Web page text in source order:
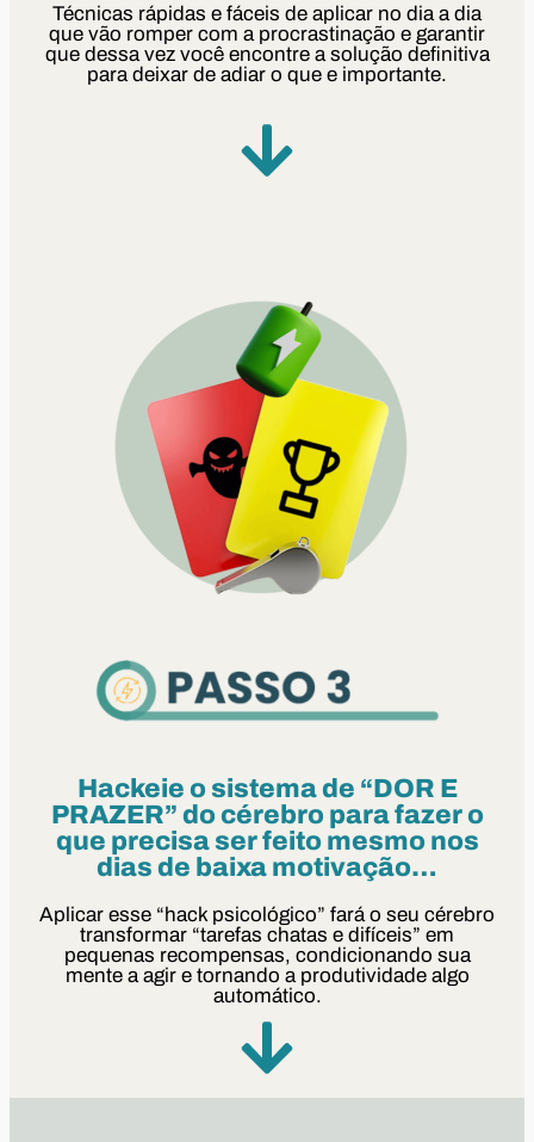
Técnicas rápidas e fáceis de aplicar no dia a dia
que vão romper com a procrastinação e garantir
que dessa vez você encontre a solução definitiva
para deixar de adiar o que e importante.
Hackeie o sistema de “DOR E
PRAZER” do cérebro para fazer o
que precisa ser feito mesmo nos
dias de baixa motivação…
Aplicar esse “hack psicológico” fará o seu cérebro
transformar “tarefas chatas e difíceis” em
pequenas recompensas, condicionando sua
mente a agir e tornando a produtividade algo
automático.